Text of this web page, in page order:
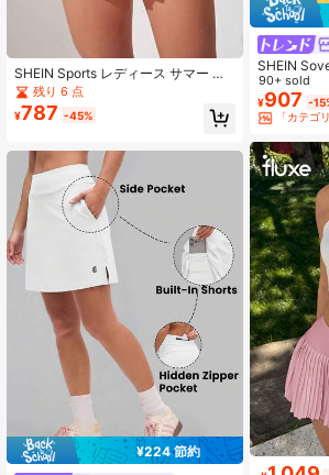
SHEIN Sports レディース サマー レ
ター コントラストカラー エラスティ
ック ウエスト プリーツ裾 テニスス
コート
残り 6 点
¥787 -45%
¥224 節約
SHEIN
ストバンド
ト、携帯電
ーステニス
90+ sold
¥907 -
「カテゴ